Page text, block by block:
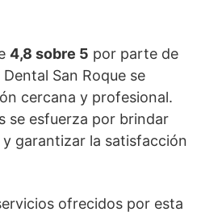
4,8 sobre 5 por parte de
San Roque se
cercana y profesional.
se esfuerza por brindar
garantizar la satisfacción
ofrecidos por esta